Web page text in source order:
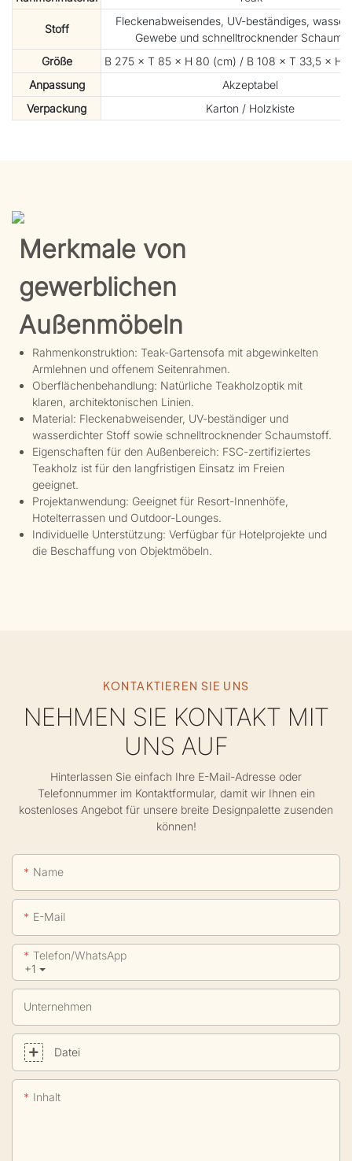
Stoff
Fleckenabweisendes, UV-beständiges,
Gewebe und schnelltrocknender
Größe
B 275 × T 85 × H 80 (cm) / B 108 × T 33,5 × H
Anpassung
Akzeptabel
Verpackung
Karton / Holzkiste
Merkmale von
gewerblichen
Außenmöbeln
Rahmenkonstruktion: Teak-Gartensofa mit abgewinkelten
Armlehnen und offenem Seitenrahmen.
Oberflächenbehandlung: Natürliche Teakholzoptik mit
klaren, architektonischen Linien.
Material: Fleckenabweisender, UV-beständiger und
wasserdichter Stoff sowie schnelltrocknender Schaumstoff.
Eigenschaften für den Außenbereich: FSC-zertifiziertes
Teakholz ist für den langfristigen Einsatz im Freien
geeignet.
Projektanwendung: Geeignet für Resort-Innenhöfe,
Hotelterrassen und Outdoor-Lounges.
Individuelle Unterstützung: Verfügbar für Hotelprojekte und
die Beschaffung von Objektmöbeln.
KONTAKTIEREN SIE UNS
NEHMEN SIE KONTAKT MIT
UNS AUF
Hinterlassen Sie einfach Ihre E-Mail-Adresse oder
Telefonnummer im Kontaktformular, damit wir Ihnen ein
kostenloses Angebot für unsere breite Designpalette zusenden
können!
Name
E-Mail
+1
Telefon/WhatsApp
Unternehmen
Datei
Inhalt